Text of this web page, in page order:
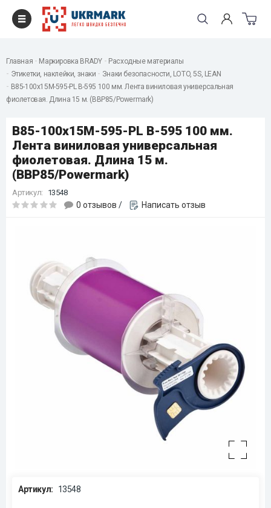
Главная Маркировка BRADY
Расходные материалы
Этикетки, наклейки, знаки
Знаки безопасности, LOTO, 5S, LEAN
B85-100x15M-595-PL B-595 100 мм. Лента виниловая универсальная
фиолетовая. Длина 15 м. (BBP85/Powermark)
B85-100x15M-595-PL B-595 100 мм.
Лента виниловая универсальная
фиолетовая. Длина 15 м.
(BBP85/Powermark)
Артикул: 13548
0 отзывов / Написать отзыв
Артикул: 13548